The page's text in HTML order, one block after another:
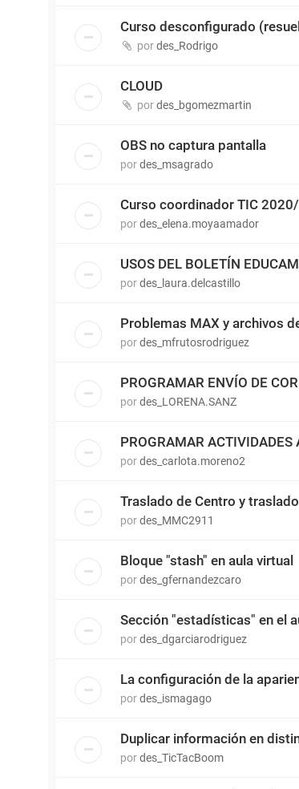
Curso desconfigurado
pordes_Rodrigo
CLOUD
pordes_bgomezmartin
OBS no captura pantalla
pordes_msagrado
Curso coordinador TIC
pordes_elena.moyaamador
USOS DEL BOLETÍN
pordes_laura.delcastillo
Problemas MAX y archivos
pordes_mfrutosrodriguez
PROGRAMAR ENVÍO DE
pordes_LORENA.SANZ
PROGRAMAR
pordes_carlota.moreno2
Traslado de Centro y
pordes_MMC2911
Bloque "stash" en aula virtual
pordes_gfernandezcaro
Sección "estadísticas" en el
pordes_dgarciarodriguez
La configuración de la
pordes_ismagago
Duplicar información en
pordes_TicTacBoom